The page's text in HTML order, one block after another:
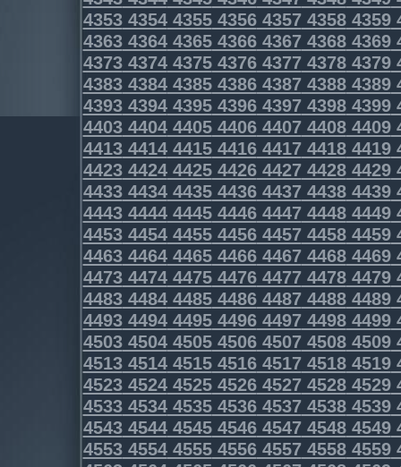
4353435443554356435743584359
4363436443654366436743684369
4373437443754376437743784379
4383438443854386438743884389
4393439443954396439743984399
4403440444054406440744084409
4413441444154416441744184419
4423442444254426442744284429
4433443444354436443744384439
4443444444454446444744484449
4453445444554456445744584459
4463446444654466446744684469
4473447444754476447744784479
4483448444854486448744884489
4493449444954496449744984499
4503450445054506450745084509
4513451445154516451745184519
4523452445254526452745284529
4533453445354536453745384539
4543454445454546454745484549
4553455445554556455745584559